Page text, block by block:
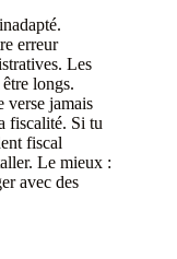
erreur
Les
longs.
verse jamais
fiscalité. Si tu
fiscal
Le mieux :
avec des